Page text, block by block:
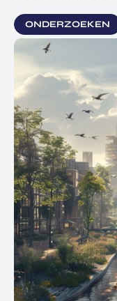
ONDERZOEKEN